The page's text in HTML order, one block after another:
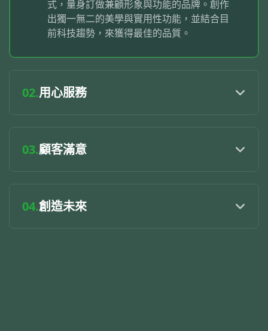
式，量身訂做兼顧形象與功能的品牌。創作
出獨一無二的美學與實用性功能，並結合目
前科技趨勢，來獲得最佳的品質。
02.用心服務
03.顧客滿意
04.創造未來